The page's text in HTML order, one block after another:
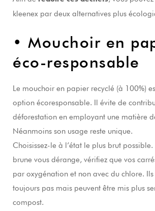
kleenex par deux alternatives plus
• Mouchoir en
éco-responsable
Le mouchoir en papier recyclé (à 100%)
option écoresponsable. Il évite de
déforestation en employant une matière
Néanmoins son usage reste unique.
Choisissez-le à l’état le plus brut
brune vous dérange, vérifiez que vos
par oxygénation et non avec du chlore. Ils
toujours pas mais peuvent être mis plus
compost.